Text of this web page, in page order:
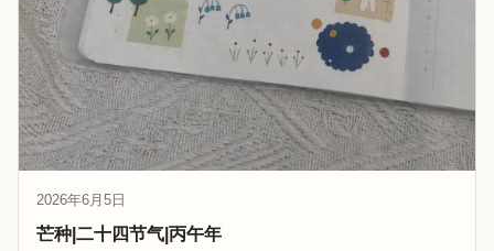
2026年6月5日
芒种|二十四节气|丙午年